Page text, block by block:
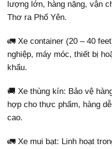
lượng lớn, hàng nặng, vận
Thơ ra Phổ Yên.
🚛 Xe container (20 – 40
nghiệp, máy móc, thiết bị
khẩu.
🚚 Xe thùng kín: Bảo vệ
hợp cho thực phẩm, hàng
cao.
🚛 Xe mui bạt: Linh hoạt